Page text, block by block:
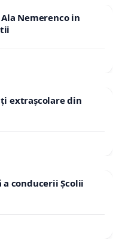
Nemerenco in
extrașcolare din
conducerii Școlii